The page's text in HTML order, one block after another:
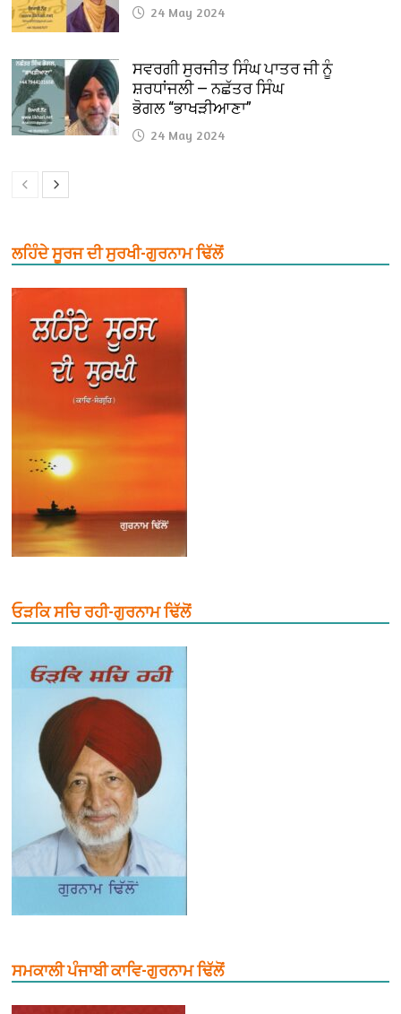
24 May 2024
ਸਵਰਗੀ ਸੁਰਜੀਤ ਸਿੰਘ ਪਾਤਰ ਜੀ ਨੂੰ
ਸ਼ਰਧਾਂਜਲੀ — ਨਛੱਤਰ ਸਿੰਘ
ਭੋਗਲ “ਭਾਖੜੀਆਣਾ”
24 May 2024
ਲਹਿੰਦੇ ਸੂਰਜ ਦੀ ਸੁਰਖੀ-ਗੁਰਨਾਮ ਢਿੱਲੋਂ
ਓੜਕਿ ਸਚਿ ਰਹੀ-ਗੁਰਨਾਮ ਢਿੱਲੋਂ
ਸਮਕਾਲੀ ਪੰਜਾਬੀ ਕਾਵਿ-ਗੁਰਨਾਮ ਢਿੱਲੋਂ